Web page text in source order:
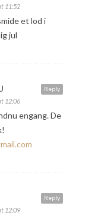
11:52
et lod i
jul
Reply
12:06
engang. De
Reply
12:09